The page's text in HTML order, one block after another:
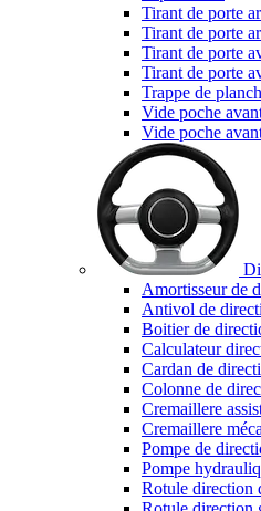
Tirant de porte
Tirant de porte
Tirant de porte
Tirant de porte
Trappe de
Vide poche
Vide poche
Amortisseur de
Antivol de
Boitier de
Calculateur
Cardan de
Colonne de
Cremaillere
Cremaillere
Pompe de
Pompe
Rotule direction